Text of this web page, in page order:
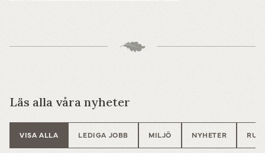
Läs alla våra nyheter
VISA ALLA LEDIGA JOBB MILJÖ NYHETER